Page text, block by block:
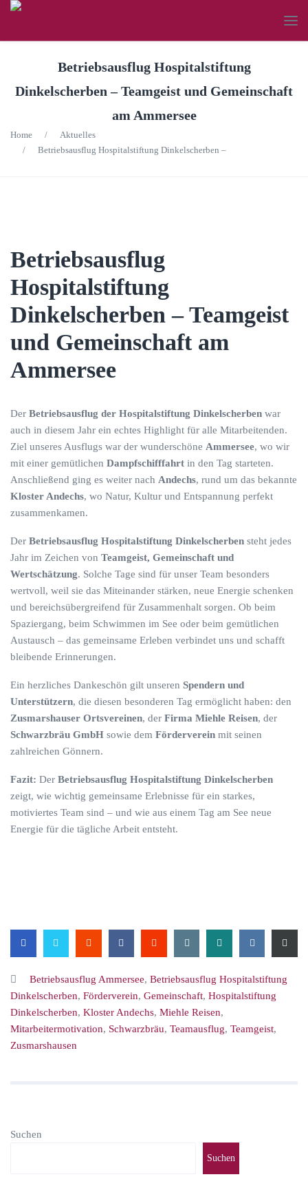
Betriebsausflug Hospitalstiftung
Dinkelscherben – Teamgeist und Gemeinschaft
am Ammersee
Home /
Aktuelles
/
Betriebsausflug Hospitalstiftung Dinkelscherben –
Betriebsausflug
Hospitalstiftung
Dinkelscherben – Teamgeist
und Gemeinschaft am
Ammersee
Der Betriebsausflug der Hospitalstiftung Dinkelscherben war
auch in diesem Jahr ein echtes Highlight für alle Mitarbeitenden.
Ziel unseres Ausflugs war der wunderschöne Ammersee, wo wir
mit einer gemütlichen Dampfschifffahrt in den Tag starteten.
Anschließend ging es weiter nach Andechs, rund um das bekannte
Kloster Andechs, wo Natur, Kultur und Entspannung perfekt
zusammenkamen.
Der Betriebsausflug Hospitalstiftung Dinkelscherben steht jedes
Jahr im Zeichen von Teamgeist, Gemeinschaft und
Wertschätzung. Solche Tage sind für unser Team besonders
wertvoll, weil sie das Miteinander stärken, neue Energie schenken
und bereichsübergreifend für Zusammenhalt sorgen. Ob beim
Spaziergang, beim Schwimmen im See oder beim gemütlichen
Austausch – das gemeinsame Erleben verbindet uns und schafft
bleibende Erinnerungen.
Ein herzliches Dankeschön gilt unseren Spendern und
Unterstützern, die diesen besonderen Tag ermöglicht haben: den
Zusmarshauser Ortsvereinen, der Firma Miehle Reisen, der
Schwarzbräu GmbH sowie dem Förderverein mit seinen
zahlreichen Gönnern.
Fazit: Der Betriebsausflug Hospitalstiftung Dinkelscherben
zeigt, wie wichtig gemeinsame Erlebnisse für ein starkes,
motiviertes Team sind – und wie aus einem Tag am See neue
Energie für die tägliche Arbeit entsteht.
Betriebsausflug Ammersee, Betriebsausflug Hospitalstiftung
Dinkelscherben, Förderverein, Gemeinschaft, Hospitalstiftung
Dinkelscherben, Kloster Andechs, Miehle Reisen,
Mitarbeitermotivation, Schwarzbräu, Teamausflug, Teamgeist,
Zusmarshausen
Suchen
Suchen